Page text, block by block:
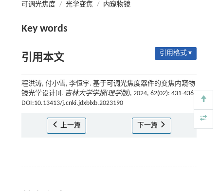
可调光焦度 / 光学变焦 / 内窥物镜
Key words
引用本文 引用格式 ▾
程洪涛, 付小雪, 李恒宇. 基于可调光焦度器件的变焦内窥物
镜光学设计[J]. 吉林大学学报(理学版), 2024, 62(02): 431-436
DOI:10.13413/j.cnki.jdxblxb.2023190
上一篇 下一篇